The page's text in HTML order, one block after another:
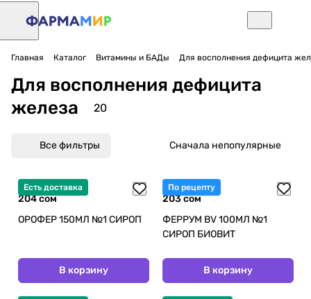
Главная Каталог Витамины и БАДы Для восполнения дефицита
Для восполнения дефицита
железа
20
Все фильтры Сначала непопулярные
Есть доставка
204 сом
ОРОФЕР 150МЛ №1 СИРОП
В корзину
По рецепту
203 сом
ФЕРРУМ BV 100МЛ №1
СИРОП БИОВИТ
В корзину